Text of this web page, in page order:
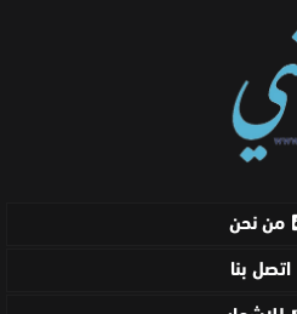
من نحن
اتصل بنا